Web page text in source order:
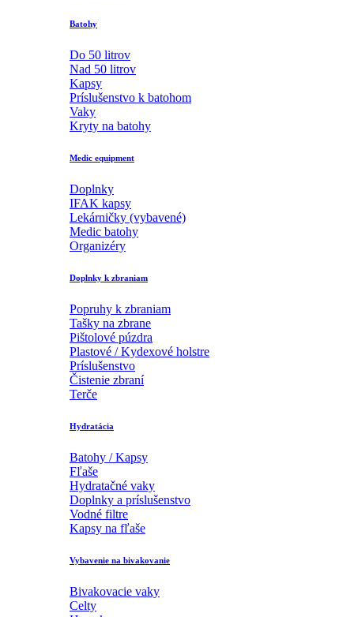
Batohy
Do 50 litrov
Nad 50 litrov
Kapsy
Príslušenstvo k batohom
Vaky
Kryty na batohy
Medic equipment
Doplnky
IFAK kapsy
Lekárničky (vybavené)
Medic batohy
Organizéry
Doplnky k zbraniam
Popruhy k zbraniam
Tašky na zbrane
Pištolové púzdra
Plastové / Kydexové holstre
Príslušenstvo
Čistenie zbraní
Terče
Hydratácia
Batohy / Kapsy
Fľaše
Hydratačné vaky
Doplnky a príslušenstvo
Vodné filtre
Kapsy na fľaše
Vybavenie na bivakovanie
Bivakovacie vaky
Celty